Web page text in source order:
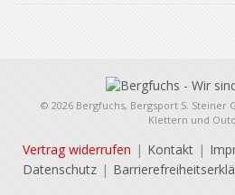
© 2026 Bergfuchs, Bergsport S. Steiner
Klettern und
Vertrag widerrufen Kontakt
Datenschutz